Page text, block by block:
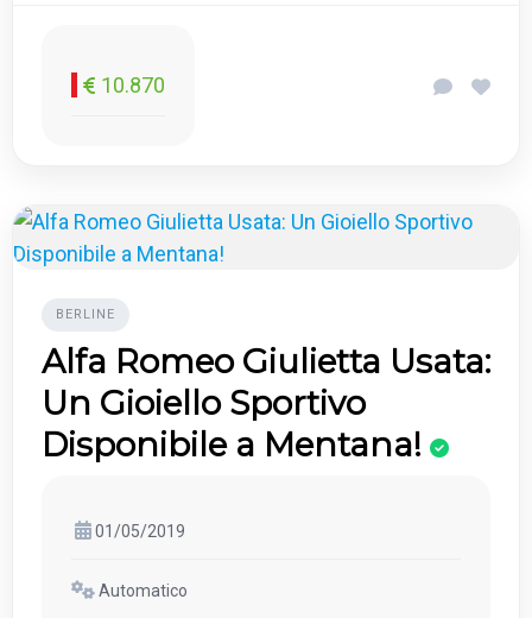
10.870
BERLINE
Alfa Romeo Giulietta Usata:
Un Gioiello Sportivo
Disponibile a Mentana!
01/05/2019
Automatico